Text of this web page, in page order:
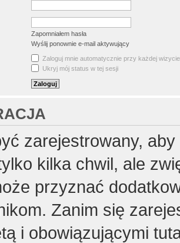
Zapomniałem hasła
Wyślij ponownie e-mail aktywujący
Zaloguj mnie automatycznie przy każdej wizycie
Ukryj mój status w tej sesji
zarejestrowany,
kilka chwil, ale
przyznać
Zanim się
i obowiązującymi